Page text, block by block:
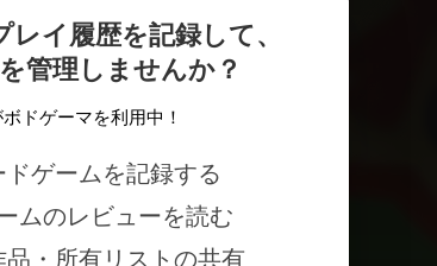
イ履歴を記録して、
管理しませんか？
ボドゲーマを利用中！
ゲームを記録する
ムのレビューを読む
品・所有リストの共有
新作・再入荷情報